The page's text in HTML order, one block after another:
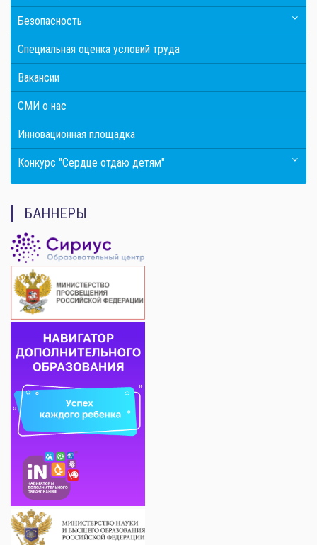
Безопасность
Специальная оценка условий труда
Вакансии
СМИ о нас
Инновационная площадка
Конкурс "Сердце отдаю детям"
БАННЕРЫ